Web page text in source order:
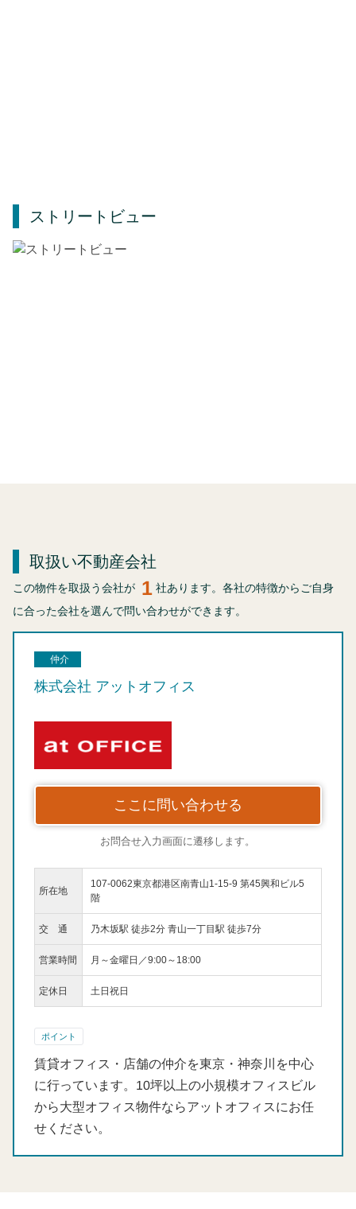
ストリートビュー
取扱い不動産会社
この物件を取扱う会社が 1 社あります。各社の特徴からご自身
に合った会社を選んで問い合わせができます。
仲介
株式会社 アットオフィス
ここに問い合わせる
お問合せ入力画面に遷移します。
所在地
107-0062東京都港区南青山1-15-9 第45興和ビル5
階
交 通 乃木坂駅 徒歩2分 青山一丁目駅 徒歩7分
営業時間 月～金曜日／9:00～18:00
定休日 土日祝日
ポイント
賃貸オフィス・店舗の仲介を東京・神奈川を中心
に行っています。10坪以上の小規模オフィスビル
から大型オフィス物件ならアットオフィスにお任
せください。